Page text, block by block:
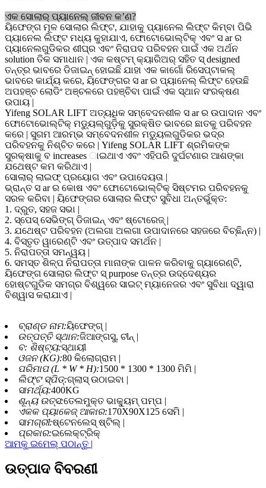
ଏକ ସୋଲାର୍ ପ୍ୟାନେଲ୍ ଜୀବନ କ’ଣ?
ୟିଫେଙ୍ଗ ମୂଳ ସୋଲାର ଲିଫ୍ଟ, ଯାହାକୁ ପ୍ୟାନେଲ ଲିଫ୍ଟ କିମ୍ବା ପିଭି
ପ୍ୟାନେଲ ଲିଫ୍ଟ ମଧ୍ୟ କୁହାଯାଏ, ଫୋଟୋଭୋଲ୍ଟିକ୍ ଏବଂ ସ ar ର
ପ୍ୟାନେଲଗୁଡିକର ଶୀଘ୍ର ଏବଂ ନିରାପଦ ପରିବହନ ପାଇଁ ଏକ ଅର୍ଥନ
solution ତିକ ସମାଧାନ | ଏକ କଷ୍ଟମ୍ କ୍ୟାରିଅର୍ ସହିତ ସ୍ designed
ତନ୍ତ୍ର ଭାବରେ ଡିଜାଇନ୍ ହୋଇଛି ଯାହା ଏକ କାର୍ଗୋ ରିସେପ୍ଟାକଲ୍
ଭାବରେ କାର୍ଯ୍ୟ କରେ, ୟିଫେଙ୍ଗର ସ ar ର ପ୍ୟାନେଲ୍ ଲିଫ୍ଟ ହେଉଛି
ଅପହଞ୍ଚ ଲୋଡିଂ ଅଞ୍ଚଳରେ ପହଞ୍ଚିବା ପାଇଁ ଏକ ସ୍ଥାନ ସଂରକ୍ଷଣ
ଉପାୟ |
Yifeng SOLAR LIFT ଅତ୍ୟଧିକ ସମ୍ବେଦନଶୀଳ ସ ar ର ଉପାଦାନ ଏବଂ
ଫୋଟୋଭୋଲ୍ଟିକ୍ ମଡ୍ୟୁଲ୍ଗୁଡ଼ିକୁ ସୁରକ୍ଷିତ ଭାବରେ ଛାତକୁ ପରିବହନ
କରେ | ସୁଗମ ଆରମ୍ଭ ସମ୍ବେଦନଶୀଳ ମଡ୍ୟୁଲଗୁଡିକର ଭଦ୍ର
ପରିବହନକୁ ନିଶ୍ଚିତ କରେ | Yifeng SOLAR LIFT ଶ୍ରମିକଙ୍କ
ସୁରକ୍ଷାକୁ ବ increases ାଇଥାଏ ଏବଂ ଏହିପରି ଦୁର୍ଘଟଣାର ଆଶଙ୍କା
ଯଥେଷ୍ଟ କମ କରିଥାଏ |
ସୋଲାର୍ ଲାଇଫ୍ ପ୍ରୟୋଗ ଏବଂ ଉପାଦେୟତା |
ଭ୍ରାନ୍ତ ସ ar ର କୋଷ ଏବଂ ଫୋଟୋଭୋଲ୍ଟିକ୍ ସିଷ୍ଟମର ପରିବହନକୁ
ସରଳ କରିବା | ୟିଫେଙ୍ଗର ସୋଲାର ଲିଫ୍ଟ ସୁବିଧା ଅନ୍ତର୍ଭୁକ୍ତ:
1. ଦ୍ରୁତ, ସହଜ ସଭା |
2. ସ୍ପେସ୍ ସେଭିଙ୍ଗ୍ ଡିଜାଇନ୍ ଏବଂ ଷ୍ଟୋରେଜ୍ |
3. ଯଥେଷ୍ଟ ପରିବହନ (ଅଲଗା ଅଲଗା ଉପାଦାନରେ ସହଜରେ ବିଚ୍ଛିନ୍ନ) |
4. ବିସ୍ତୃତ ୱାରେଣ୍ଟି ଏବଂ ଉତ୍ପାଦ ସମର୍ଥନ |
5. ନିରାପତ୍ତା ସମନ୍ୱୟ |
6. ସମସ୍ତ ଶିଳ୍ପ ନିରାପତ୍ତା ମାନାଙ୍କ ପାଳନ କରିବାକୁ ଗ୍ୟାରେଣ୍ଟି,
ୟିଫେଙ୍ଗ ସୋଲାର ଲିଫ୍ଟ ସ୍ purpose ତନ୍ତ୍ର ଉଦ୍ଦେଶ୍ୟର
ହୋଷ୍ଟଗୁଡିକ ସମଗ୍ର ବିଶ୍ୱରେ ସାଇଟ୍ ମ୍ୟାନେଜର ଏବଂ ସୁବିଧା ଦ୍ୱାରା
ବିଶ୍ୱାସ କରାଯାଏ |
ବ୍ରାଣ୍ଡ ନାମ:ୟିଫେଙ୍ଗ୍ |
ଉତ୍ପତ୍ତି ସ୍ଥାନ:ଜିଆଙ୍ଗସୁ, ଚୀନ୍ |
ବ: ଶିଷ୍ଟ୍ୟ:ସ୍ଥାୟୀ
ଓଜନ (KG):80 କିଲୋଗ୍ରାମ |
ପରିମାପ (L * W * H):1500 * 1300 * 1300 ମିମି |
ଲିଫ୍ଟ ସ୍ପିଡ୍:ଗ୍ଲାସ୍ ଉଠାଇବା |
ସାମର୍ଥ୍ୟ:400KG
ଶୂନ୍ୟ ଉତ୍ସ:ତେଲମୁକ୍ତ ଭାକ୍ୟୁମ୍ ପମ୍ପ |
ଏକକ ପ୍ୟାକେଜ୍ ଆକାର:170X90X125 ସେମି |
ସାମଗ୍ରୀ:ଷ୍ଟେନଲେସ୍ ଷ୍ଟିଲ୍ |
ପ୍ରକାର:ଇଲେକ୍ଟ୍ରିକ୍
ଆମକୁ ଇମେଲ୍ ପଠାନ୍ତୁ |
ଉତ୍ପାଦ ବିବରଣୀ